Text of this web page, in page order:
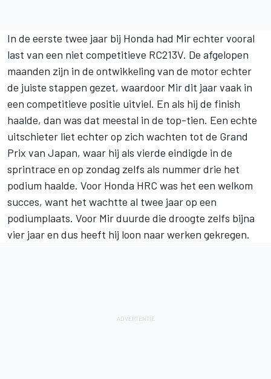
In de eerste twee jaar bij Honda had Mir echter vooral
last van een niet competitieve RC213V. De afgelopen
maanden zijn in de ontwikkeling van de motor echter
de juiste stappen gezet, waardoor Mir dit jaar vaak in
een competitieve positie uitviel. En als hij de finish
haalde, dan was dat meestal in de top-tien. Een echte
uitschieter liet echter op zich wachten tot de Grand
Prix van Japan, waar hij als vierde eindigde in de
sprintrace en op zondag zelfs als nummer drie het
podium haalde. Voor Honda HRC was het een welkom
succes, want het wachtte al twee jaar op een
podiumplaats. Voor Mir duurde die droogte zelfs bijna
vier jaar en dus heeft hij loon naar werken gekregen.